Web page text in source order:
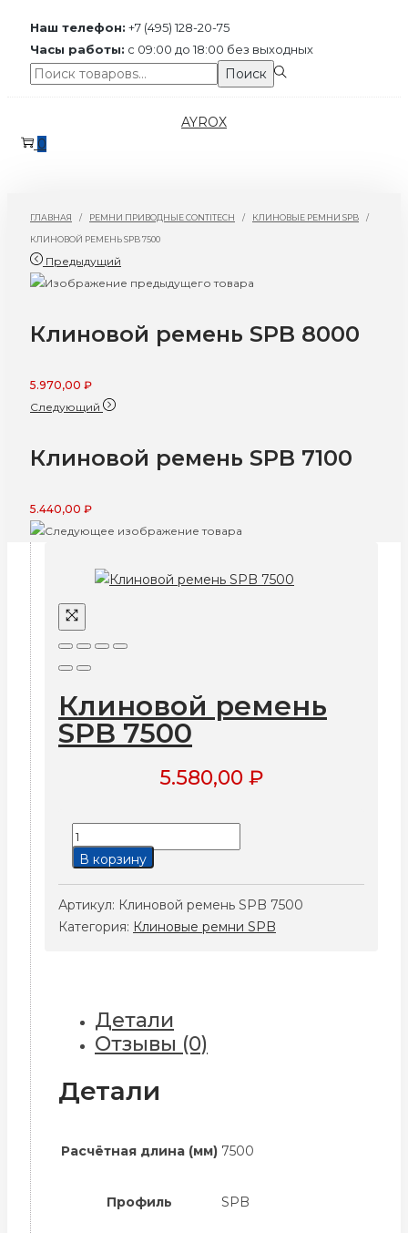
Наш телефон: +7 (495) 128-20-75
Часы работы: с 09:00 до 18:00 без выходных
Поиск:>
Поиск
к
к
AYROX
0
ГЛАВНАЯ / РЕМНИ ПРИВОДНЫЕ CONTITECH / КЛИНОВЫЕ РЕМНИ SPB /
КЛИНОВОЙ РЕМЕНЬ SPB 7500
Предыдущий
Клиновой ремень SPB 8000
5.970,00 ₽
Следующий
Клиновой ремень SPB 7100
5.440,00 ₽
Клиновой ремень
SPB 7500
5.580,00 ₽
Количество
товара
ремень
SPB
В корзину
Артикул: Клиновой ремень SPB 7500
Категория: Клиновые ремни SPB
Детали
Отзывы (0)
Детали
Расчётная длина (мм) 7500
Профиль SPB